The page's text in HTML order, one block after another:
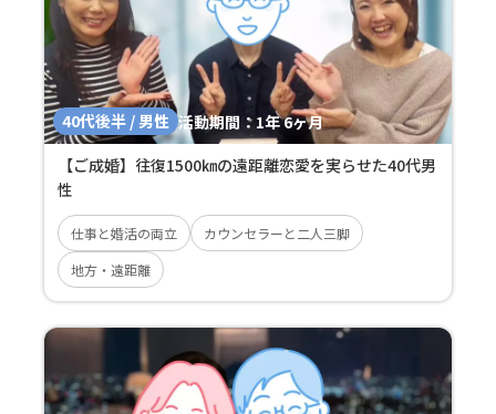
40代後半 / 男性 活動期間： 1年 6ヶ月
【ご成婚】往復1500㎞の遠距離恋愛を実らせた40代男
性
仕事と婚活の両立
カウンセラーと二人三脚
地方・遠距離